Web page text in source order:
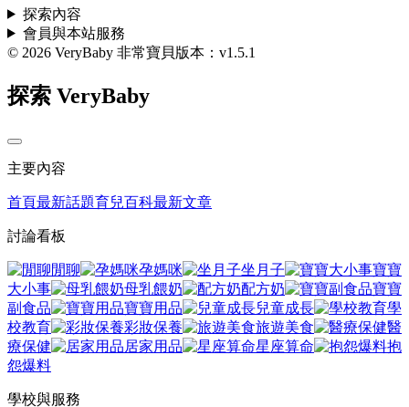
探索內容
會員與本站服務
© 2026 VeryBaby 非常寶貝版本：v1.5.1
探索 VeryBaby
主要內容
首頁最新話題育兒百科最新文章
討論看板
閒聊 孕媽咪 坐月子
寶寶
大小事
母乳餵奶 配方奶
寶寶
副食品
寶寶用品 兒童成長
學
校教育
彩妝保養 旅遊美食
醫
療保健
居家用品 星座算命
抱
怨爆料
學校與服務